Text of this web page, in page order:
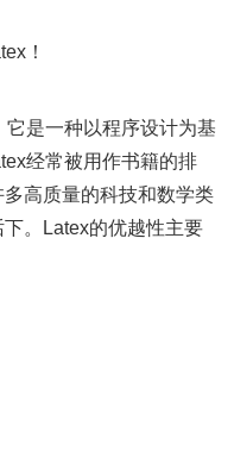
！
是一种以程序设计为基
经常被用作书籍的排
高质量的科技和数学类
。Latex的优越性主要